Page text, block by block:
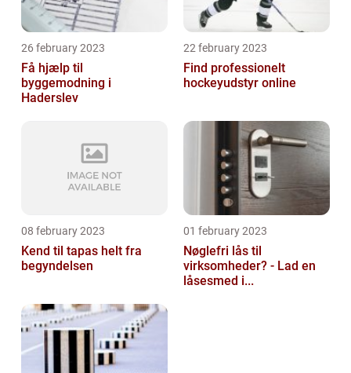
26 february 2023
Få hjælp til
byggemodning i
Haderslev
22 february 2023
Find professionelt
hockeyudstyr online
08 february 2023
Kend til tapas helt fra
begyndelsen
01 february 2023
Nøglefri lås til
virksomheder? - Lad en
låsesmed i...